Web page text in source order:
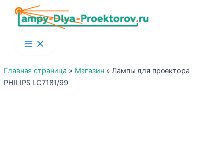
Main
Menu
Главная страница » Магазин » Лампы для проектора
PHILIPS LC7181/99